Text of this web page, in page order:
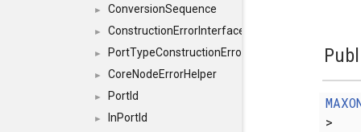
► ConversionSequence
► ConstructionErrorInterface
► PortTypeConstructionErrorInterface
► CoreNodeErrorHelper
► PortId
► InPortId
>